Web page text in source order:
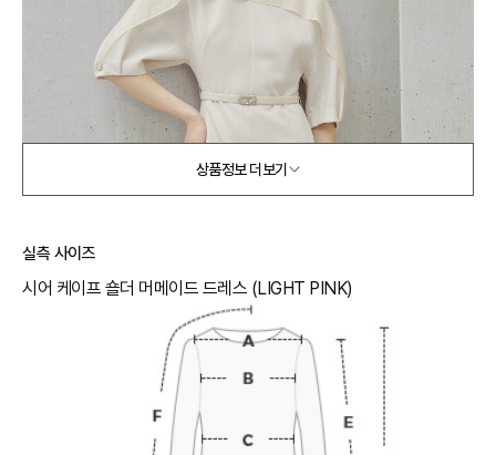
상품정보 더보기
실측 사이즈
시어 케이프 숄더 머메이드 드레스 (LIGHT PINK)